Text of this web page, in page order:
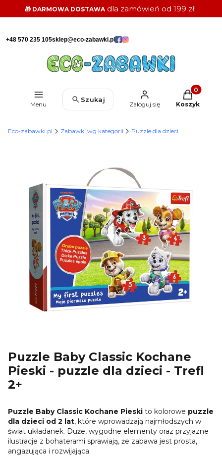
🎁 DARMOWA DOSTAWAdla zamówień od 199 zł!
+48 570 235 105sklep@eco-zabawki.pl
Menu
Szukaj
Zaloguj się
Produkty w
Koszyk
Eco-zabawki.pl Zabawki wg kategorii Puzzle dla dzieci
Puzzle Baby Classic Kochane
Pieski - puzzle dla dzieci - Trefl
2+
Puzzle Baby Classic Kochane Pieski to kolorowe puzzle
dla dzieci od 2 lat, które wprowadzają najmłodszych w
świat układanek. Duże, wygodne elementy oraz przyjazne
ilustracje z bohaterami sprawiają, że zabawa jest prosta,
angażująca i rozwijająca.